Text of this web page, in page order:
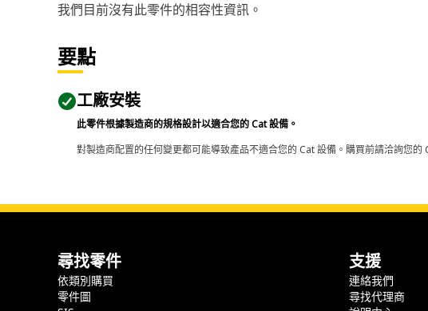
我們目前沒有此零件的相容性資訊。
要點
工廠安裝
此零件根據製造商的規格設計以適合您的 Cat 設備。
對製造商配置的任何變更都可能導致產品不適合您的 Cat 設備。購買前請洽詢您
尋找零件
依類別購買
零件圖
支援
連絡我們
尋找代理商